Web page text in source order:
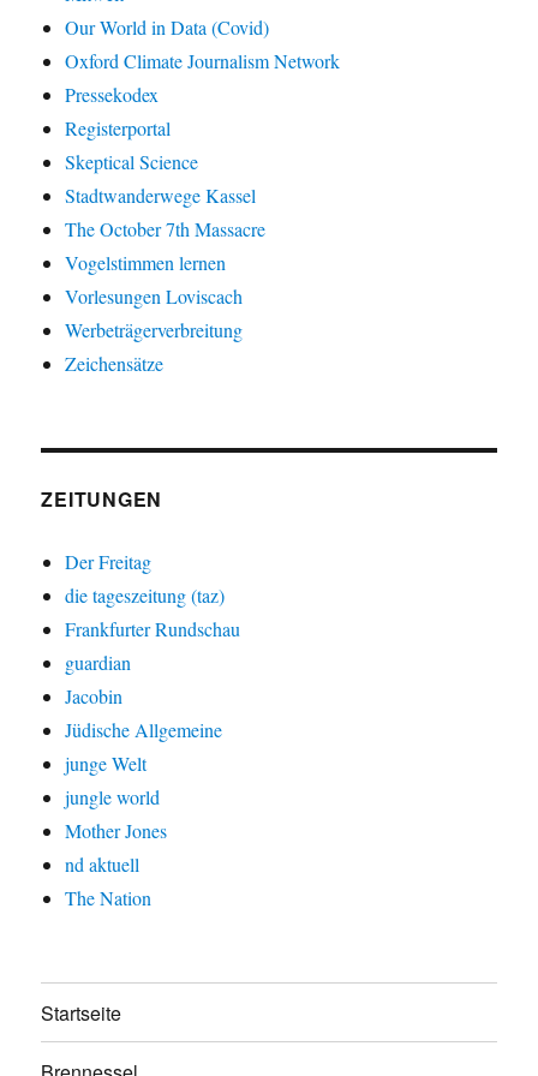
Our World in Data (Covid)
Oxford Climate Journalism Network
Pressekodex
Registerportal
Skeptical Science
Stadtwanderwege Kassel
The October 7th Massacre
Vogelstimmen lernen
Vorlesungen Loviscach
Werbeträgerverbreitung
Zeichensätze
ZEITUNGEN
Der Freitag
die tageszeitung (taz)
Frankfurter Rundschau
guardian
Jacobin
Jüdische Allgemeine
junge Welt
jungle world
Mother Jones
nd aktuell
The Nation
Startseite